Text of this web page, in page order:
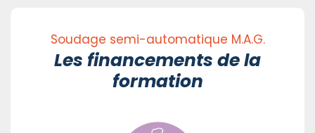
Soudage semi-automatique M.A.G.
Les financements de la
formation